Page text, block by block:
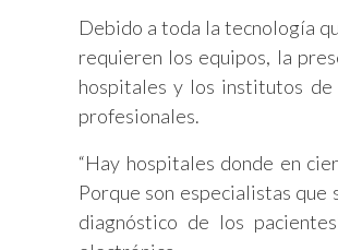
Debido a toda la tecnología
requieren los equipos, la
hospitales y los institutos de
profesionales.
“Hay hospitales donde en
Porque son especialistas
diagnóstico de los